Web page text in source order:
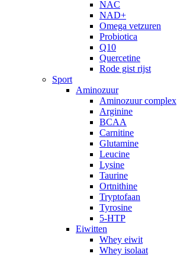
NAC
NAD+
Omega vetzuren
Probiotica
Q10
Quercetine
Rode gist rijst
Sport
Aminozuur
Aminozuur complex
Arginine
BCAA
Carnitine
Glutamine
Leucine
Lysine
Taurine
Ortnithine
Tryptofaan
Tyrosine
5-HTP
Eiwitten
Whey eiwit
Whey isolaat